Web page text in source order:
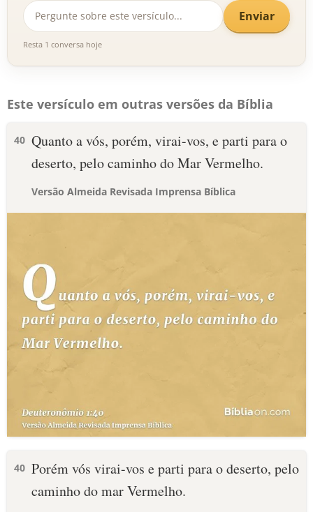
Enviar
Resta 1 conversa hoje
Este versículo em outras versões da Bíblia
40 Quanto a vós, porém, virai-vos, e parti para o
deserto, pelo caminho do Mar Vermelho.
Versão Almeida Revisada Imprensa Bíblica
40 Porém vós virai-vos e parti para o deserto, pelo
caminho do mar Vermelho.